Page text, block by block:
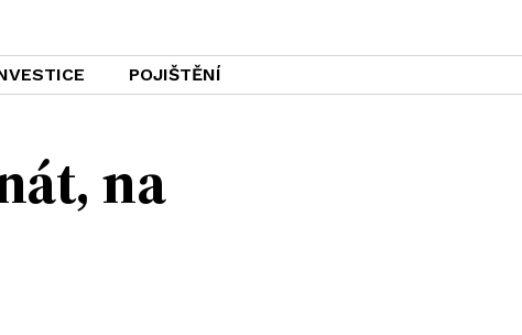
POJIŠTĚNÍ
na